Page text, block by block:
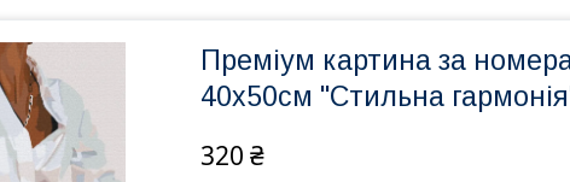
Преміум картина за
40x50см "Стильна
320 ₴